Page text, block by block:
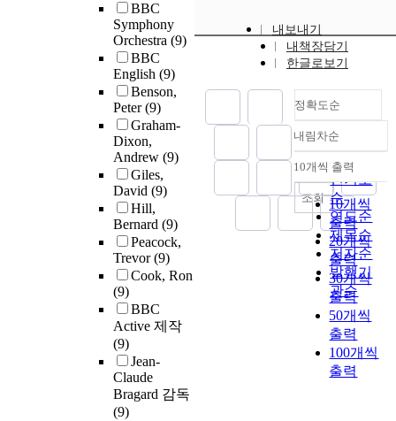
BBC
Symphony
Orchestra (9)
BBC
English (9)
Benson,
Peter(9)
Graham-
Dixon,
Andrew (9)
Giles,
David (9)
Hill,
Bernard (9)
Peacock,
Trevor(9)
Cook, Ron
(9)
BBC
Active 제작
(9)
Jean-
Claude
Bragard 감독
(9)
내보내기
내책장담기
한글로보기
정확도순
정확도
순
인기도
순
연도순
제목순
저자순
발행기
관순
내림차순
내림차순
10개씩 출력
10개씩
출력
20개씩
출력
30개씩
출력
50개씩
출력
100개씩
출력
조회